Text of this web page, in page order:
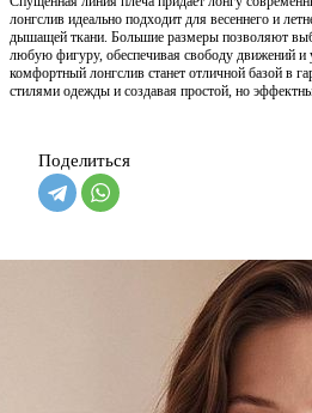
лонгслив идеально подходит для весеннего и
дышащей ткани. Большие размеры позволяют
любую фигуру, обеспечивая свободу движений и
комфортный лонгслив станет отличной базой в
стилями одежды и создавая простой, но
Поделиться